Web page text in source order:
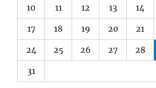
10 11 12 13 14
17 18 19 20 21
24 25 26 27 28
31